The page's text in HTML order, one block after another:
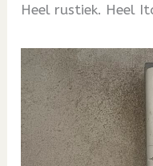
Heel rustiek. Heel